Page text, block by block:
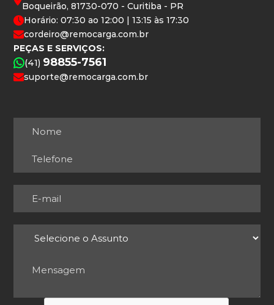
Boqueirão, 81730-070 - Curitiba - PR
Horário: 07:30 ao 12:00 | 13:15 às 17:30
cordeiro@remocarga.com.br
PEÇAS E SERVIÇOS:
(41) 98855-7561
suporte@remocarga.com.br